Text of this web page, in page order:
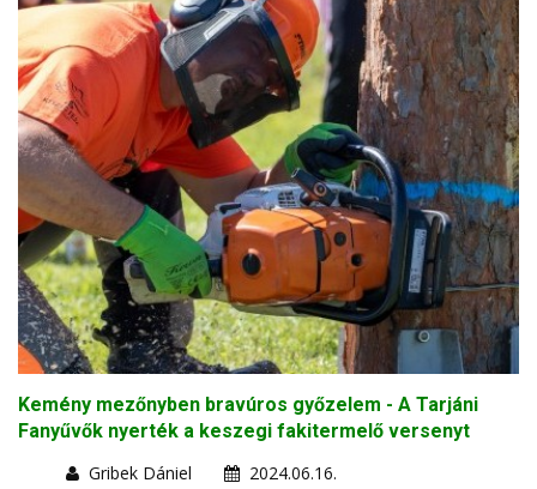
Kemény mezőnyben bravúros győzelem - A Tarjáni
Fanyűvők nyerték a keszegi fakitermelő versenyt
Gribek Dániel
2024.06.16.